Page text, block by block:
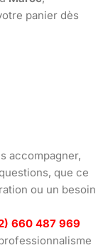
panier dès
accompagner,
que ce
ou un besoin
660 487 969